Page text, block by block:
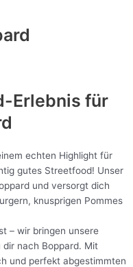
Erlebnis für
echten Highlight für
gutes Streetfood! Unser
und versorgt dich
knusprigen Pommes
– wir bringen unsere
nach Boppard. Mit
und perfekt abgestimmten